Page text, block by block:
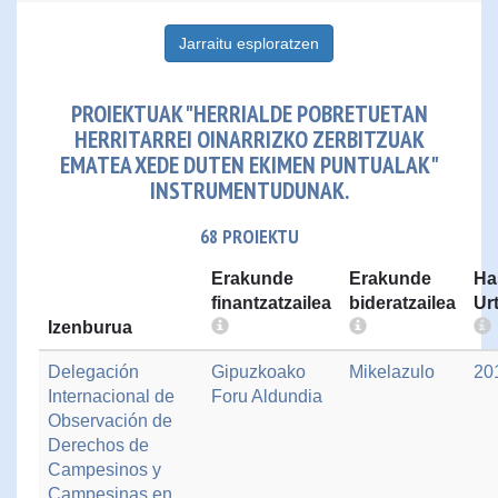
Jarraitu esploratzen
PROIEKTUAK "HERRIALDE POBRETUETAN
HERRITARREI OINARRIZKO ZERBITZUAK
EMATEA XEDE DUTEN EKIMEN PUNTUALAK"
INSTRUMENTUDUNAK.
68 PROIEKTU
Izenburua
Erakunde
finantzatzailea
Erakunde
bideratzailea
Delegación
Internacional de
Observación de
Derechos de
Campesinos y
Campesinas en
Gipuzkoako
Foru Aldundia
Mikelazulo